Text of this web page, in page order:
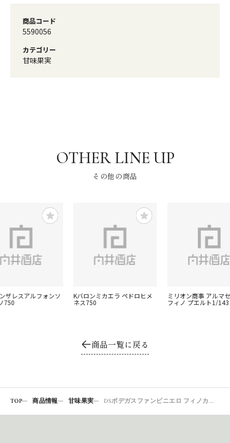
商品コード
5590056
カテゴリー
甘味果実
その他の商品
ザレスアルフォンソ
750
Kバロンミカエラ ペドロヒメ
ネス750
ミリオン商事 アルマ
フィノ プエルト1/143
商品一覧に戻る
TOP 商品情報 甘味果実 DSボデガスファンピニエロ フィノカンボリオ750ML